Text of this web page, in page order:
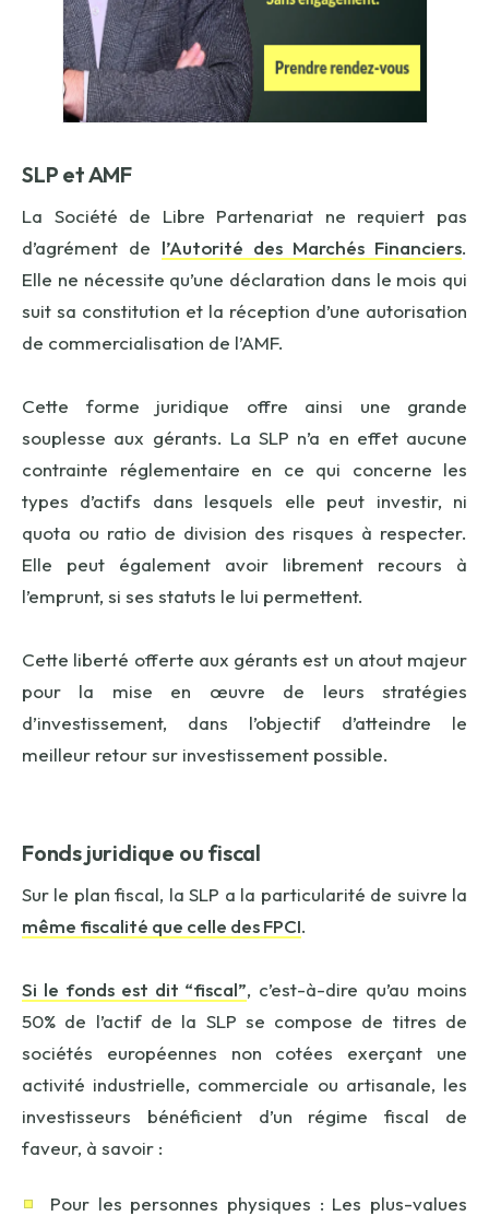
SLP et AMF
La Société de Libre Partenariat ne requiert pas
d’agrément de l’Autorité des Marchés Financiers.
Elle ne nécessite qu’une déclaration dans le mois qui
suit sa constitution et la réception d’une autorisation
de commercialisation de l’AMF.
Cette forme juridique offre ainsi une grande
souplesse aux gérants. La SLP n’a en effet aucune
contrainte réglementaire en ce qui concerne les
types d’actifs dans lesquels elle peut investir, ni
quota ou ratio de division des risques à respecter.
Elle peut également avoir librement recours à
l’emprunt, si ses statuts le lui permettent.
Cette liberté offerte aux gérants est un atout majeur
pour la mise en œuvre de leurs stratégies
d’investissement, dans l’objectif d’atteindre le
meilleur retour sur investissement possible.
Fonds juridique ou fiscal
Sur le plan fiscal, la SLP a la particularité de suivre la
même fiscalité que celle des FPCI.
Si le fonds est dit “fiscal”, c’est-à-dire qu’au moins
50% de l’actif de la SLP se compose de titres de
sociétés européennes non cotées exerçant une
activité industrielle, commerciale ou artisanale, les
investisseurs bénéficient d’un régime fiscal de
faveur, à savoir :
Pour les personnes physiques : Les plus-values